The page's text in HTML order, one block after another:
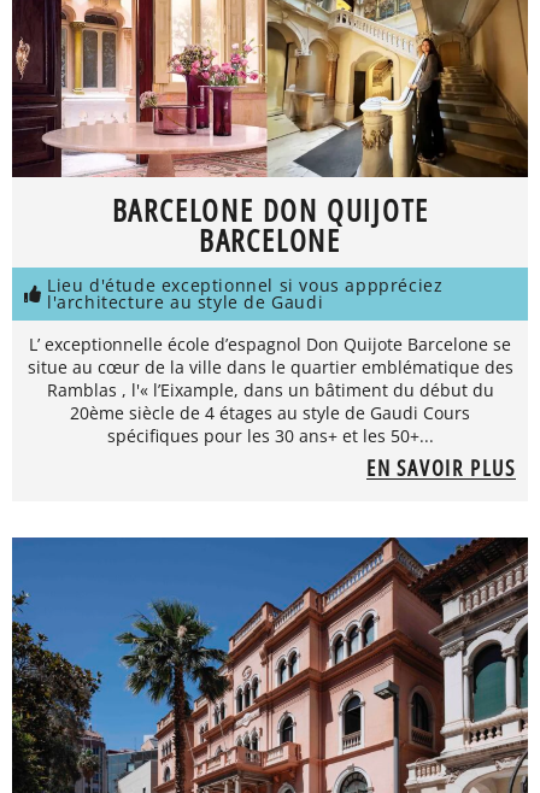
BARCELONE DON QUIJOTE
BARCELONE
Lieu d'étude exceptionnel si vous apppréciez
l'architecture au style de Gaudi
L’ exceptionnelle école d’espagnol Don Quijote Barcelone se
situe au cœur de la ville dans le quartier emblématique des
Ramblas , l'« l’Eixample, dans un bâtiment du début du
20ème siècle de 4 étages au style de Gaudi Cours
spécifiques pour les 30 ans+ et les 50+...
EN SAVOIR PLUS